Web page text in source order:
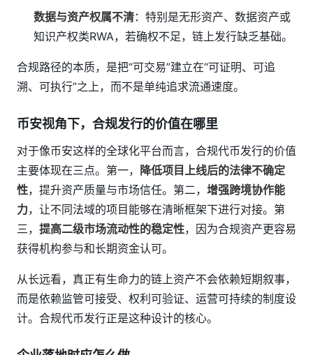
数据与资产权属不清：特别是无形资产、数据资产或
知识产权类RWA，若确权不足，链上发行缺乏基础。
合规路径的本质，是把“可交易”建立在“可证明、可追
溯、可执行”之上，而不是单纯追求流通速度。
币安视角下，合规发行的价值在哪里
对于像币安这样的全球化平台而言，合规代币发行的价值
主要体现在三点。第一，
降低项目上线后的法律不确定
性，提升资产质量与市场信任。第二， 增强跨境协作能
力，让不同法域的项目能够在清晰框架下进行对接。第
三， 提高二级市场流动性的稳定性，因为合规资产更容易
获得机构参与和长期资金认可。
从长远看，真正有生命力的链上资产不会依赖短期叙事，
而是依赖监管可接受、权利可验证、运营可持续的制度设
计。合规代币发行正是这种设计的核心。